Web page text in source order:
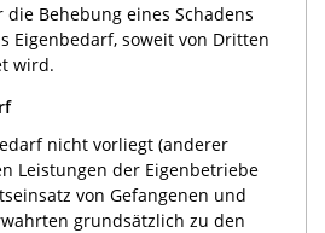
die Behebung eines Schadens
Eigenbedarf, soweit von Dritten
wird.
nicht vorliegt (anderer
Leistungen der Eigenbetriebe
von Gefangenen und
grundsätzlich zu den